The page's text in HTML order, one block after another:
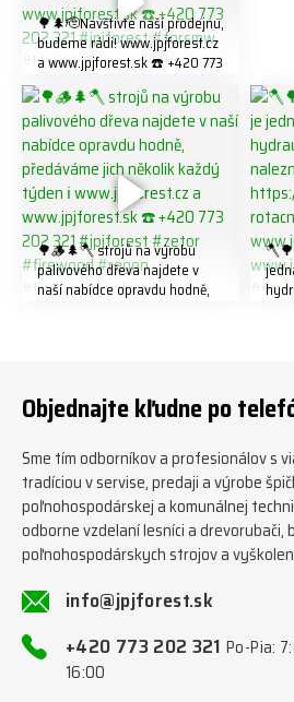
🌳🌲🫡Navštivte naší prodejnu,
budeme rádi! www.jpjforest.cz
a www.jpjforest.sk ☎️ +420 773
202 321 #jpjforest #forsmw
#biojack #regon #vahvajussi
🌳🪵🌲🪓 strojů na výrobu
palivového dřeva najdete v
naší nabídce opravdu hodně,
#firewoodproduction
Objednajte kľudne po
Sme tím odborníkov a profesionálov s
tradíciou v servise, predaji a výrobe
poľnohospodárskej a komunálnej
odborne vzdelaní lesníci a
poľnohospodárskych strojov a
info@jpjforest.sk
+420 773 202 321Po-Pia:
16:00